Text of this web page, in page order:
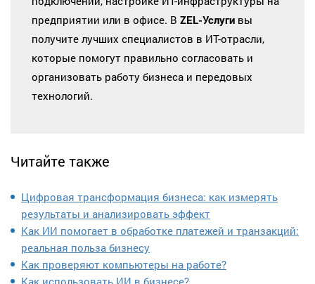
предприятии или в офисе. В ZEL-Услуги вы
получите лучших специалистов в ИТ-отрасли,
которые помогут правильно согласовать и
организовать работу бизнеса и передовых
технологий.
Читайте также
Цифровая трансформация бизнеса: как измерять
результаты и анализировать эффект
Как ИИ помогает в обработке платежей и транзакций:
реальная польза бизнесу
Как проверяют компьютеры на работе?
Как использовать ИИ в бизнесе?